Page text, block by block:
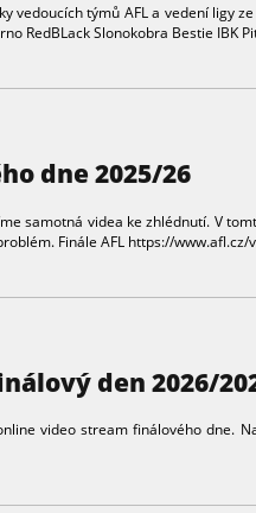
vedoucích týmů AFL a vedení ligy
RedBLack Slonokobra Bestie IBK
dne 2025/26
samotná videa ke zhlédnutí. V
Finále AFL https://
den 2026/
video stream finálového dne.